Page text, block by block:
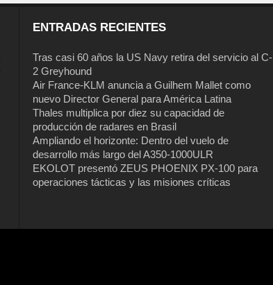
ENTRADAS RECIENTES
Tras casi 60 años la US Navy retira del servicio al C-
2 Greyhound
Air France-KLM anuncia a Guilhem Mallet como
nuevo Director General para América Latina
Thales multiplica por diez su capacidad de
producción de radares en Brasil
Ampliando el horizonte: Dentro del vuelo de
desarrollo más largo del A350-1000ULR
EKOLOT presentó ZEUS PHOENIX PX-100 para
operaciones tácticas y las misiones críticas